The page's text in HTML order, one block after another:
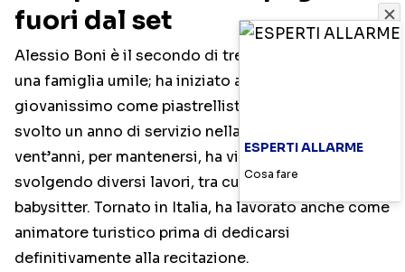
fuori dal set
Alessio Boni è il secondo di tre figli e proviene da
una famiglia umile; ha iniziato a lavorare da
giovanissimo come piastrellista con il padre e ha
svolto un anno di servizio nella Polizia di Stato. A
vent’anni, per mantenersi, ha vissuto a San Diego
svolgendo diversi lavori, tra cui pizzaiolo e
babysitter. Tornato in Italia, ha lavorato anche come
animatore turistico prima di dedicarsi
definitivamente alla recitazione.
ESPERTI ALLARME
Cosa fare